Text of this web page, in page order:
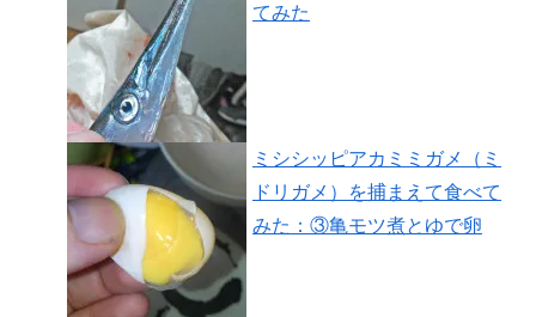
てみた
ミシシッピアカミミガメ（ミ
ドリガメ）を捕まえて食べて
みた：③亀モツ煮とゆで卵